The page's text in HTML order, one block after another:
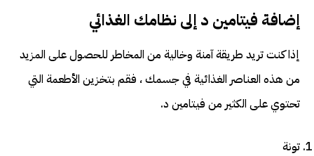
إضافة فيتامين د إلى نظامك الغذائي
إذا كنت تريد طريقة آمنة وخالية من المخاطر للحصول على المزيد
من هذه العناصر الغذائية في جسمك ، فقم بتخزين الأطعمة التي
تحتوي على الكثير من فيتامين د.
تونة